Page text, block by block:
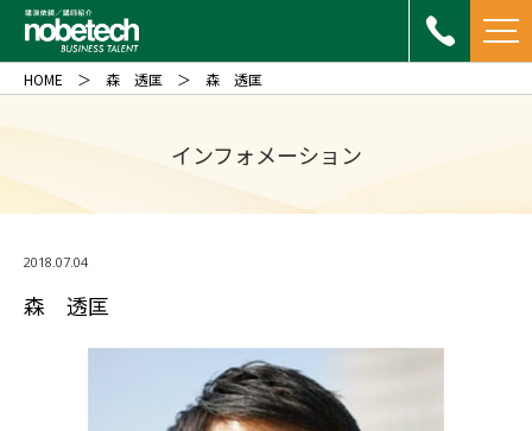
インフォメーション
HOME 森 透匡 森 透匡
2018.07.04
森 透匡